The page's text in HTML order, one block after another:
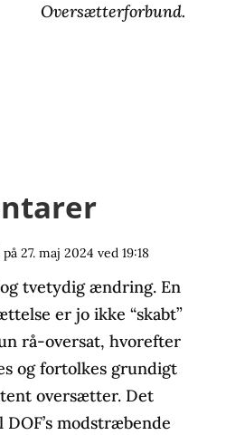
Oversætterforbund.
på 27. maj 2024 ved 19:18
tvetydig ændring. En
er jo ikke “skabt”
rå-oversat, hvorefter
og fortolkes grundigt
oversætter. Det
modstræbende